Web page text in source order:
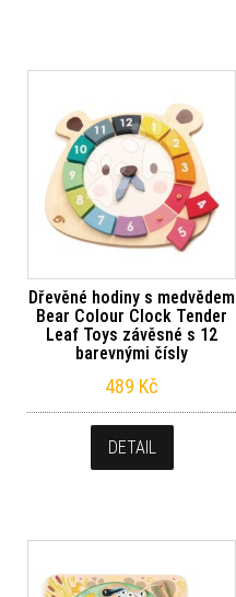
Dřevěné hodiny s medvědem
Bear Colour Clock Tender
Leaf Toys závěsné s 12
barevnými čísly
489 Kč
DETAIL